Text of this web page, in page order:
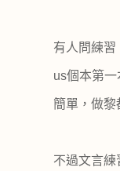
有人問練習
us個本第一
簡單，做黎
不過文言練